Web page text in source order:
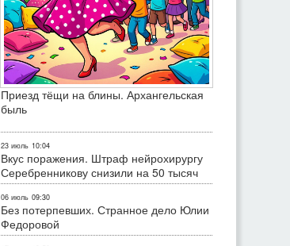
Приезд тёщи на блины. Архангельская
быль
23 июль 10:04
Вкус поражения. Штраф нейрохирургу
Серебренникову снизили на 50 тысяч
06 июль 09:30
Без потерпевших. Странное дело Юлии
Федоровой